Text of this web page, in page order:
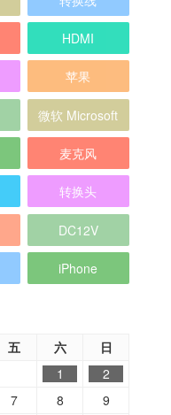
HDMI
苹果
微软 Microsoft
麦克风
转换头
DC12V
iPhone
五 六
日
1
2
7 8 9